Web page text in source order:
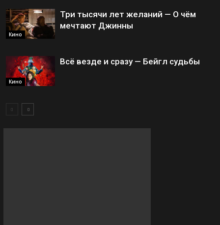
Кино
Три тысячи лет желаний — О чём
мечтают Джинны
Кино
Всё везде и сразу — Бейгл судьбы